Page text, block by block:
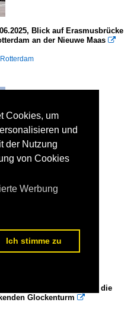
Blick auf Erasmusbrücke
an der Nieuwe Maas 
Blick vom Marktplatz auf die
Glockenturm 
Cookies, um
und
der Nutzung
von Cookies
Werbung
Ich stimme zu